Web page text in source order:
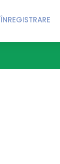
ÎNREGISTRARE